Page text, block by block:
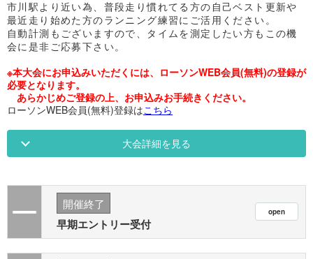
市川駅より近い為、普段走り慣れてる方の自己ベスト更新や
最近走り始めた方のランニング練習にご活用ください。
自動計測もございますので、タイムを測定したい方もこの機
会に是非ご応募下さい。
※本大会にお申込みいただくには、ローソンWEB会員(無料)の登録が
必要となります。
あらかじめご登録の上、お申込みお手続きください。
ローソンWEB会員(無料)登録はこちら
大会詳細を見る
開催終了
早期エントリー受付